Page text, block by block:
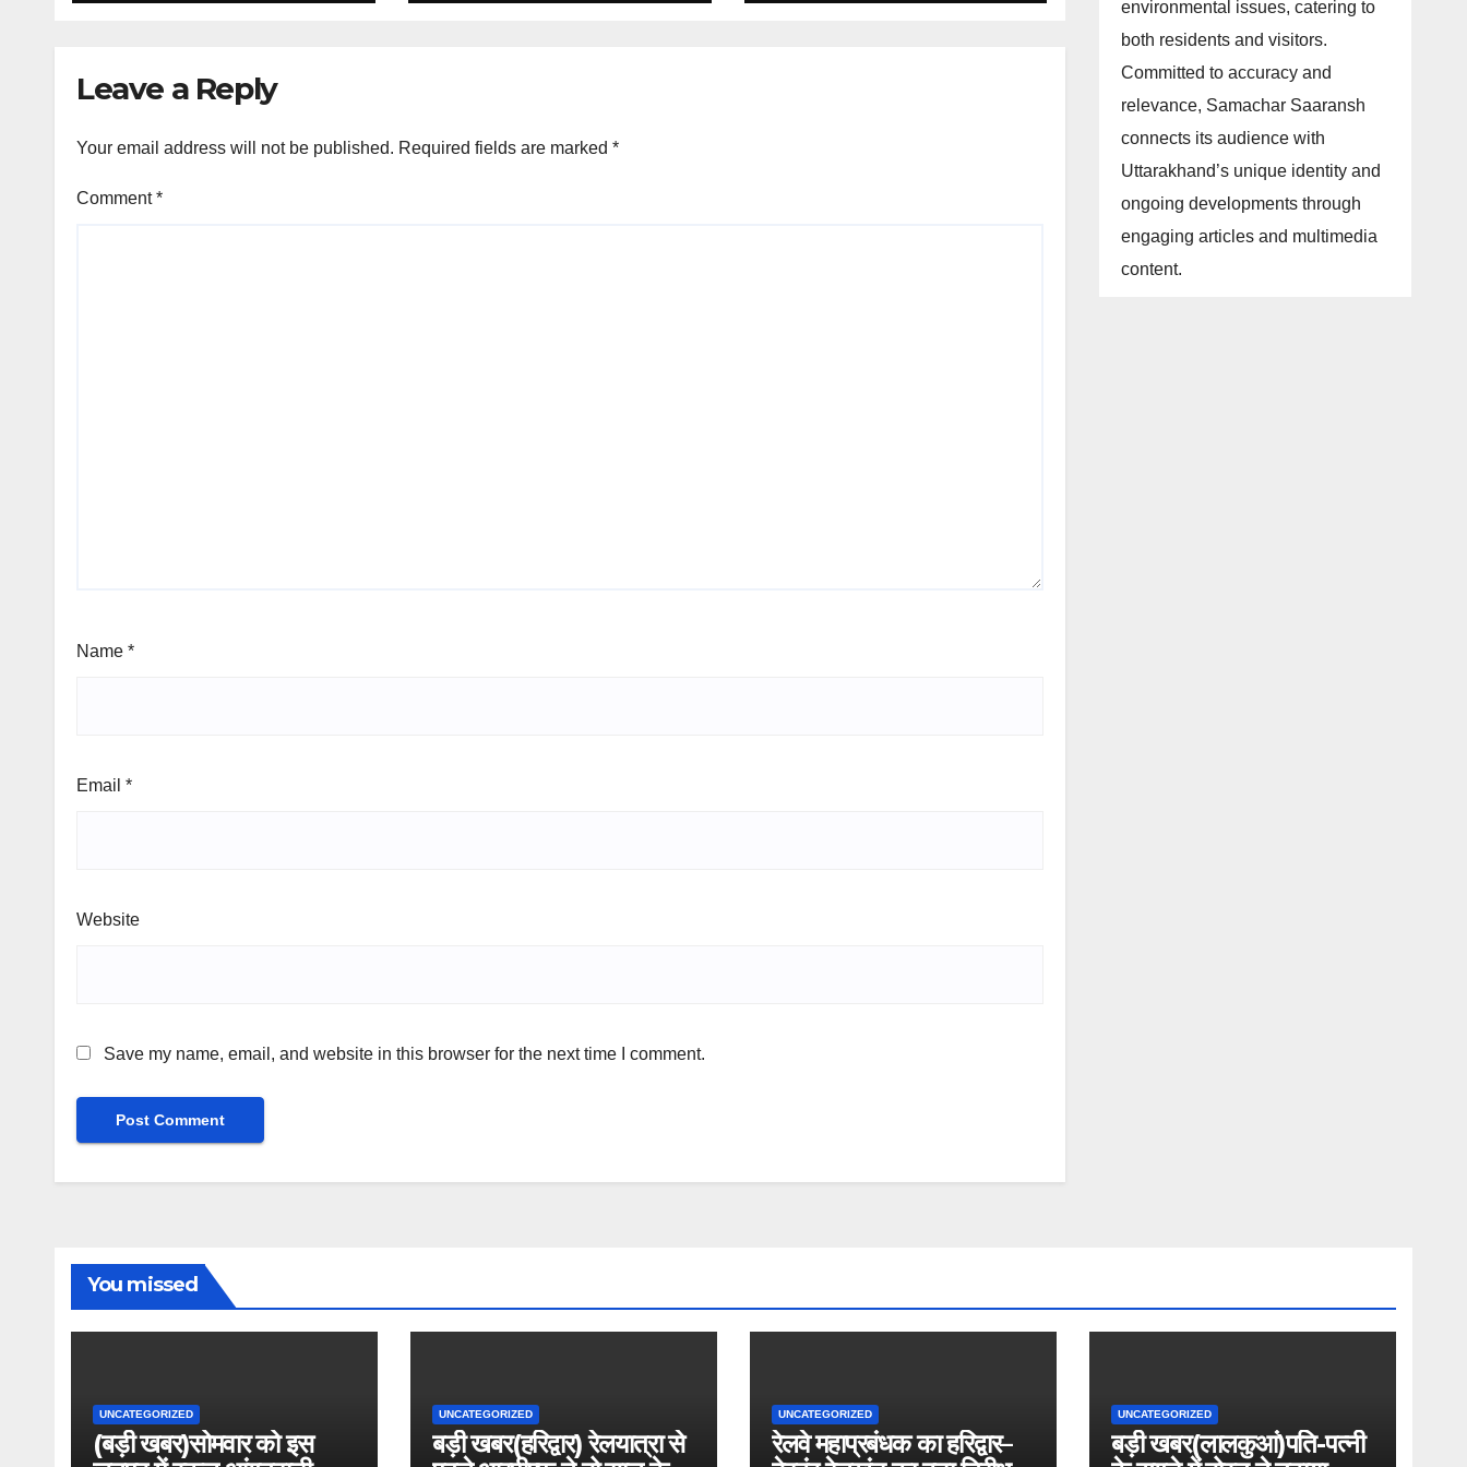
Leave a Reply
Your email address will not be published. Required fields are marked *
Comment*
Name *
Email *
Website
Save my name, email, and website in this browser for the next time I comment.
environmental issues, catering to
both residents and visitors.
Committed to accuracy and
relevance, Samachar Saaransh
connects its audience with
Uttarakhand’s unique identity and
ongoing developments through
engaging articles and multimedia
content.
You missed
UNCATEGORIZED
(बड़ी खबर)सोमवार को इस
UNCATEGORIZED
बड़ी खबर(हरिद्वार) रेलयात्रा से
UNCATEGORIZED
रेलवे महाप्रबंधक का हरिद्वार–
UNCATEGORIZED
बड़ी खबर(लालकुआं)पति-पत्नी